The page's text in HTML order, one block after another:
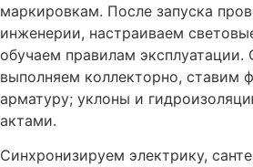
маркировкам. После запуска
инженерии, настраиваем
обучаем правилам эксплуатации.
выполняем коллекторно, ставим
арматуру; уклоны и
актами.
Синхронизируем электрику,